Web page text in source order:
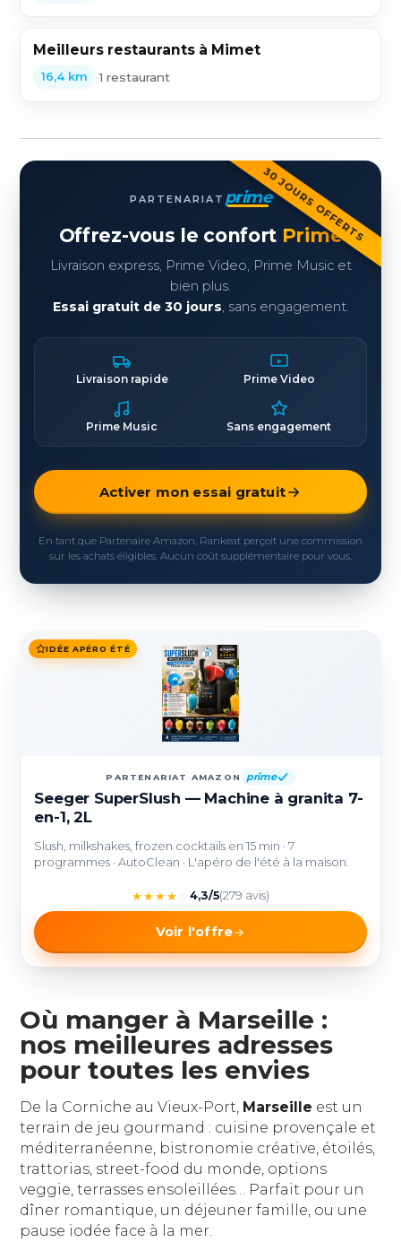
Meilleurs restaurants à Mimet
16,4 km •1 restaurant
30 JOURS OFFERTS
PARTENARIAT prime
Offrez-vous le confort Prime
Livraison express, Prime Video, Prime Music et
bien plus.
Essai gratuit de 30 jours, sans engagement.
Livraison rapide Prime Video
Prime Music Sans engagement
Activer mon essai gratuit
En tant que Partenaire Amazon, Rankeat perçoit une commission
sur les achats éligibles. Aucun coût supplémentaire pour vous.
IDÉE APÉRO ÉTÉ
PARTENARIAT AMAZON prime
Seeger SuperSlush — Machine à granita 7-
en-1, 2L
Slush, milkshakes, frozen cocktails en 15 min · 7
programmes · AutoClean · L'apéro de l'été à la maison.
★★★★ 4,3/5(279 avis)
Voir l'offre
Où manger à Marseille :
nos meilleures adresses
pour toutes les envies
De la Corniche au Vieux-Port, Marseille est un
terrain de jeu gourmand : cuisine provençale et
méditerranéenne, bistronomie créative, étoilés,
trattorias, street-food du monde, options
veggie, terrasses ensoleillées… Parfait pour un
dîner romantique, un déjeuner famille, ou une
pause iodée face à la mer.